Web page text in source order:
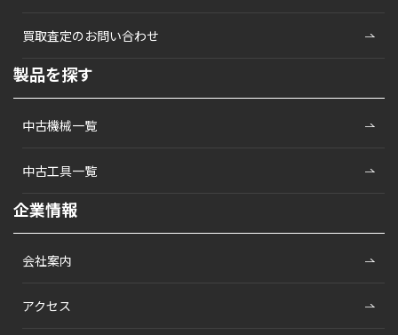
買取査定のお問い合わせ
製品を探す
中古機械一覧
中古工具一覧
企業情報
会社案内
アクセス